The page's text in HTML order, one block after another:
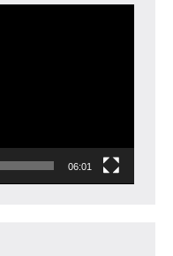
06:01